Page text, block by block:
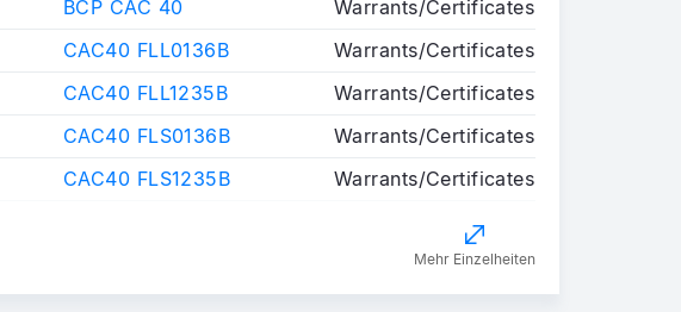
BCP CAC 40
Warrants/Certificates
CAC40 FLL0136B
Warrants/Certificates
CAC40 FLL1235B
Warrants/Certificates
CAC40 FLS0136B
Warrants/Certificates
CAC40 FLS1235B Warrants/Certificates
Mehr Einzelheiten